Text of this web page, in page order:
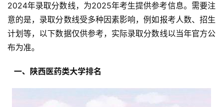
2024年录取分数线，为2025年考生提供参考信息。需要注
意的是，录取分数线受多种因素影响，例如报考人数、招生
计划等，以下数据仅供参考，实际录取分数线以当年官方公
布为准。
  一、陕西医药类大学排名